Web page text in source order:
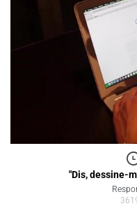
"Dis, dessine-